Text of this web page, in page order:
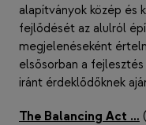
alapítványok közép és
fejlődését az alulról
megjelenéseként
elsősorban a
iránt érdeklődőknek
The Balancing Act …